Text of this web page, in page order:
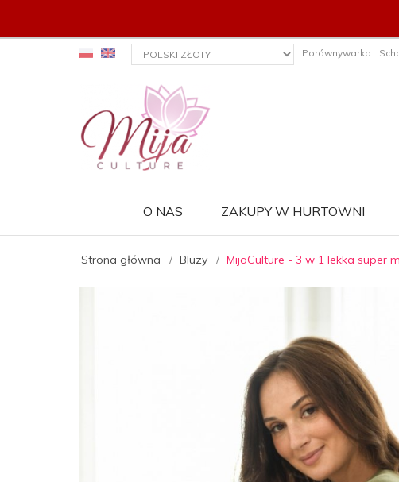
currency_h Porównywarka
O NAS ZAKUPY W HURTOWNI
Strona główna Bluzy MijaCulture - 3 w 1 lekka super